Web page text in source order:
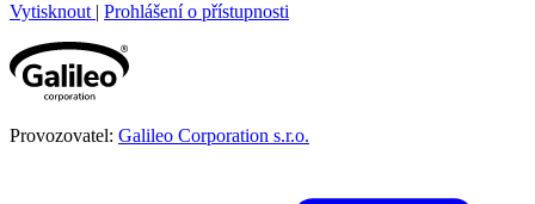
Vytisknout | Prohlášení o přístupnosti
Provozovatel: Galileo Corporation s.r.o.